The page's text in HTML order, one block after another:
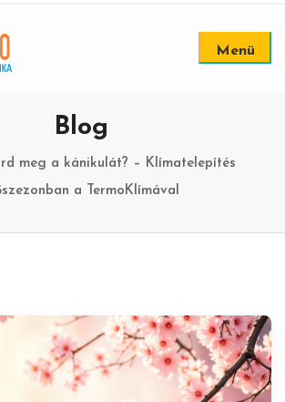
Menü
Blog
meg a kánikulát? – Klímatelepítés
a TermoKlímával